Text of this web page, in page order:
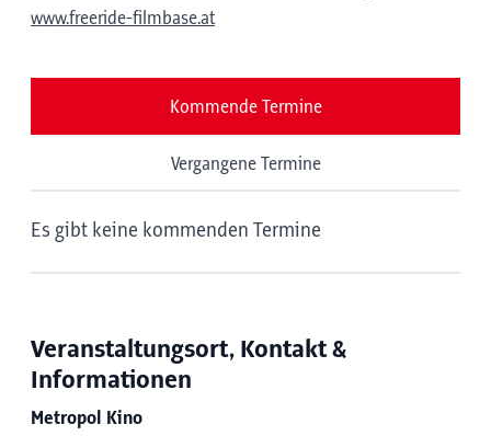
www.freeride-filmbase.at
Kommende Termine
Vergangene Termine
Es gibt keine kommenden Termine
Veranstaltungsort, Kontakt &
Informationen
Metropol Kino